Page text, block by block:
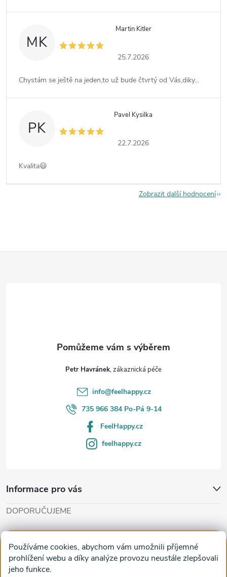
Používáme cookies, abychom vám umožnili příjemné
prohlížení webu a díky analýze provozu neustále zlepšovali
jeho funkce.
MK
Martin Kitler
25.7.2026
Chystám se ještě na jeden,to už bude čtvrtý od Vás,diky...
PK
Pavel Kysilka
22.7.2026
Kvalita😃
Zobrazit další hodnocení
Petr Havránek
info@feelhappy.cz
735 966 384 Po-Pá 9-14
FeelHappy.cz
feelhappy.cz
Informace pro vás
DOPORUČUJEME
Obrazy na plátně na zeď a stěnu do obýváku
Facebook